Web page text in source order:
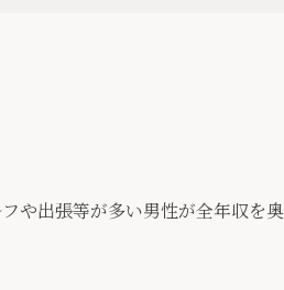
や出張等が多い男性が全年収を奥